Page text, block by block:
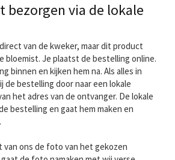
bezorgen via de lokale
van de kweker, maar dit product
bloemist. Je plaatst de bestelling online.
binnen en kijken hem na. Als alles in
de bestelling door naar een lokale
het adres van de ontvanger. De lokale
bestelling en gaat hem maken en
ons de foto van het gekozen